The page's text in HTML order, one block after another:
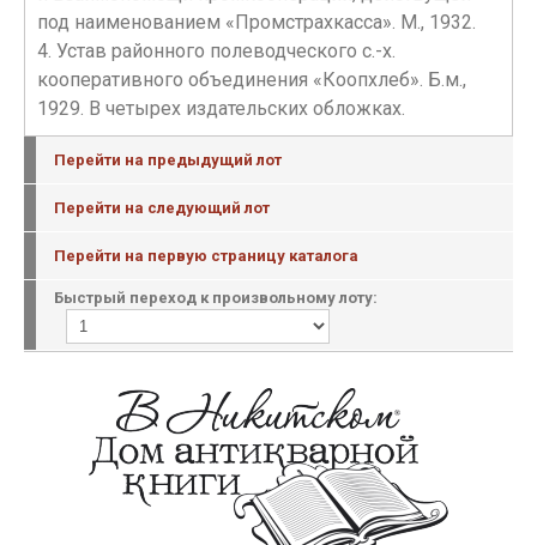
под наименованием «Промстрахкасса». М., 1932.
4. Устав районного полеводческого с.-х.
кооперативного объединения «Коопхлеб». Б.м.,
1929. В четырех издательских обложках.
Перейти на предыдущий лот
Перейти на следующий лот
Перейти на первую страницу каталога
Быстрый переход к произвольному лоту: